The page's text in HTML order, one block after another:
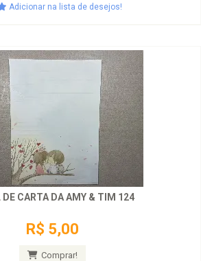
Adicionar na lista de desejos!
DE CARTA DA AMY & TIM 124
R$ 5,00
Comprar!